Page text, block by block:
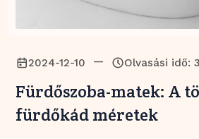
2024-12-10 — Olvasási idő:
Fürdőszoba-matek: A
fürdőkád méretek